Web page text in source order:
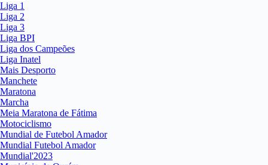
Liga 1
Liga 2
Liga 3
Liga BPI
Liga dos Campeões
Liga Inatel
Mais Desporto
Manchete
Maratona
Marcha
Meia Maratona de Fátima
Motociclismo
Mundial de Futebol Amador
Mundial Futebol Amador
Mundial'2023